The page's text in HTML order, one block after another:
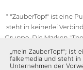
* "ZauberTopf" ist eine
steht in keinerlei
Gruppe. Die Marken
des "Thermomix®"
der Vorwerk-Gruppe.
„mein ZauberTopf”; ist
falkemedia und steht
Unternehmen der